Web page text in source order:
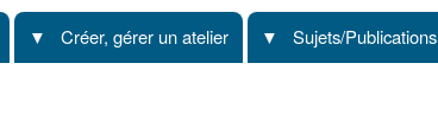
Créer, gérer un atelier Sujets/Publications